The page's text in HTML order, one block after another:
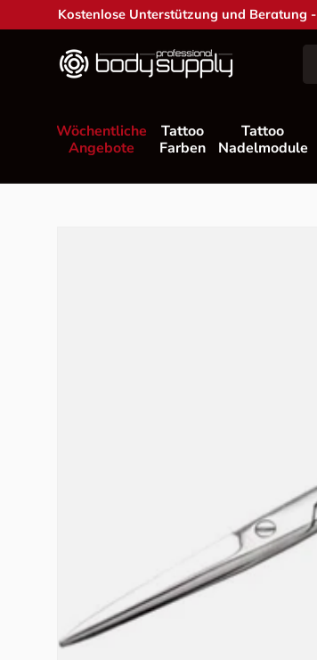
Direkt zum Inhalt
Kostenlose Unterstützung und Beratung -
Wöchentliche
Angebote
Tattoo
Farben
Tattoo
Nadelmodule